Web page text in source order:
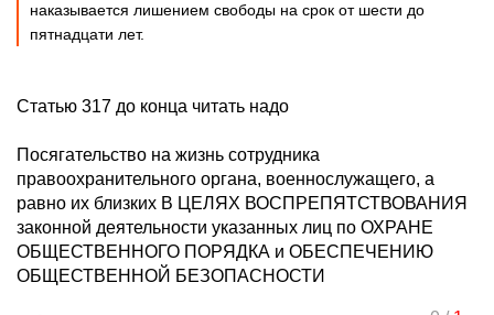
наказывается лишением свободы на срок от шести до
пятнадцати лет.
Статью 317 до конца читать надо
Посягательство на жизнь сотрудника
правоохранительного органа, военнослужащего, а
равно их близких В ЦЕЛЯХ ВОСПРЕПЯТСТВОВАНИЯ
законной деятельности указанных лиц по ОХРАНЕ
ОБЩЕСТВЕННОГО ПОРЯДКА и ОБЕСПЕЧЕНИЮ
ОБЩЕСТВЕННОЙ БЕЗОПАСНОСТИ